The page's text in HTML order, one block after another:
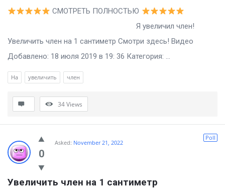
СМОТРЕТЬ ПОЛНОСТЬЮ
Я увеличил член!
Увеличить член на 1 сантиметр Смотри здесь! Видео
Добавлено: 18 июля 2019 в 19: 36 Категория: ...
На увеличить член
34Views
0
Poll
Asked: November 21, 2022
Увеличить член на 1 сантиметр